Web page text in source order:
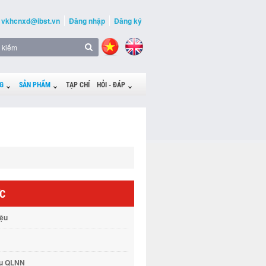
vkhcnxd@ibst.vn Đăng nhập Đăng ký
SẢN PHẨM TẠP CHÍ HỎI - ĐÁP
QLNN